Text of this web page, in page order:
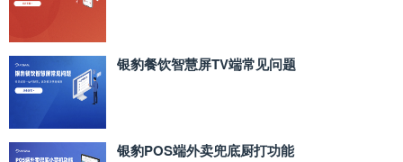
银豹餐饮智慧屏TV端常见问题
银豹POS端外卖兜底厨打功能